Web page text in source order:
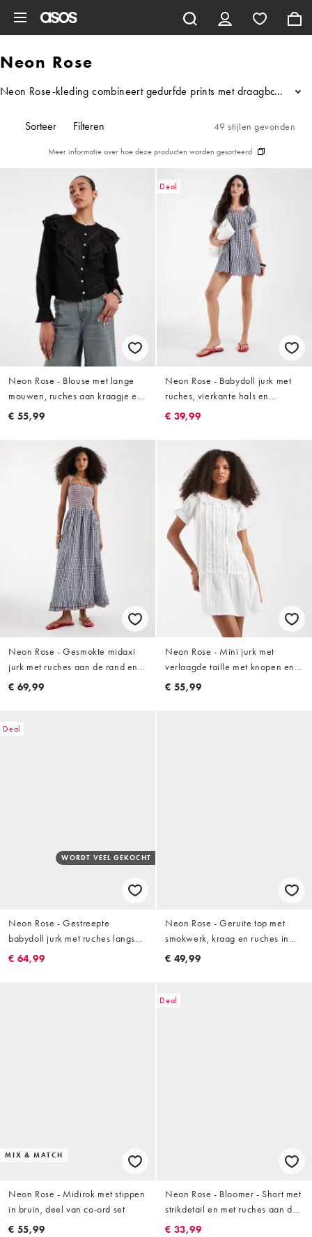
Neon Rose
Neon Rose-kleding combineert gedurfde prints met draagbare
...
Sorteer Filteren 49 stijlen gevonden
Meer informatie over hoe deze producten worden gesorteerd
Neon Rose - Blouse met lange
mouwen, ruches aan kraagje en
knoopsluiting in zwart, deel van
€ 55,99
Deal
Neon Rose - Babydoll jurk met
ruches, vierkante hals en
gingham ruit in blauw
€ 39,99
Neon Rose - Gesmokte midaxi
jurk met ruches aan de rand en
gingham ruit in blauw
€ 69,99
Neon Rose - Mini jurk met
verlaagde taille met knopen en
plat gestikte plooien in wit
€ 55,99
Deal
WORDT VEEL GEKOCHT
Neon Rose - Gestreepte
babydoll jurk met ruches langs
de randen en lange mouwen in
€ 64,99
Neon Rose - Geruite top met
smokwerk, kraag en ruches in
rood, deel van co-ord set
€ 49,99
MIX & MATCH
Neon Rose - Midirok met stippen
in bruin, deel van co-ord set
€ 55,99
Deal
Neon Rose - Bloomer - Short met
strikdetail en met ruches aan de
zoom in wit, deel van co-ord set
€ 33,99